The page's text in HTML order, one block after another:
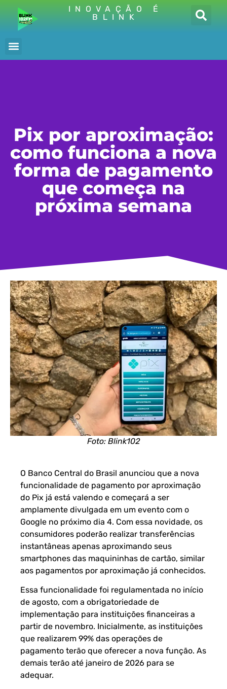
INOVAÇÃO É
BLINK
Pix por aproximação:
como funciona a nova
forma de pagamento
que começa na
próxima semana
Foto: Blink102
O Banco Central do Brasil anunciou que a nova
funcionalidade de pagamento por aproximação
do Pix já está valendo e começará a ser
amplamente divulgada em um evento com o
Google no próximo dia 4. Com essa novidade, os
consumidores poderão realizar transferências
instantâneas apenas aproximando seus
smartphones das maquininhas de cartão, similar
aos pagamentos por aproximação já conhecidos.
Essa funcionalidade foi regulamentada no início
de agosto, com a obrigatoriedade de
implementação para instituições financeiras a
partir de novembro. Inicialmente, as instituições
que realizarem 99% das operações de
pagamento terão que oferecer a nova função. As
demais terão até janeiro de 2026 para se
adequar.